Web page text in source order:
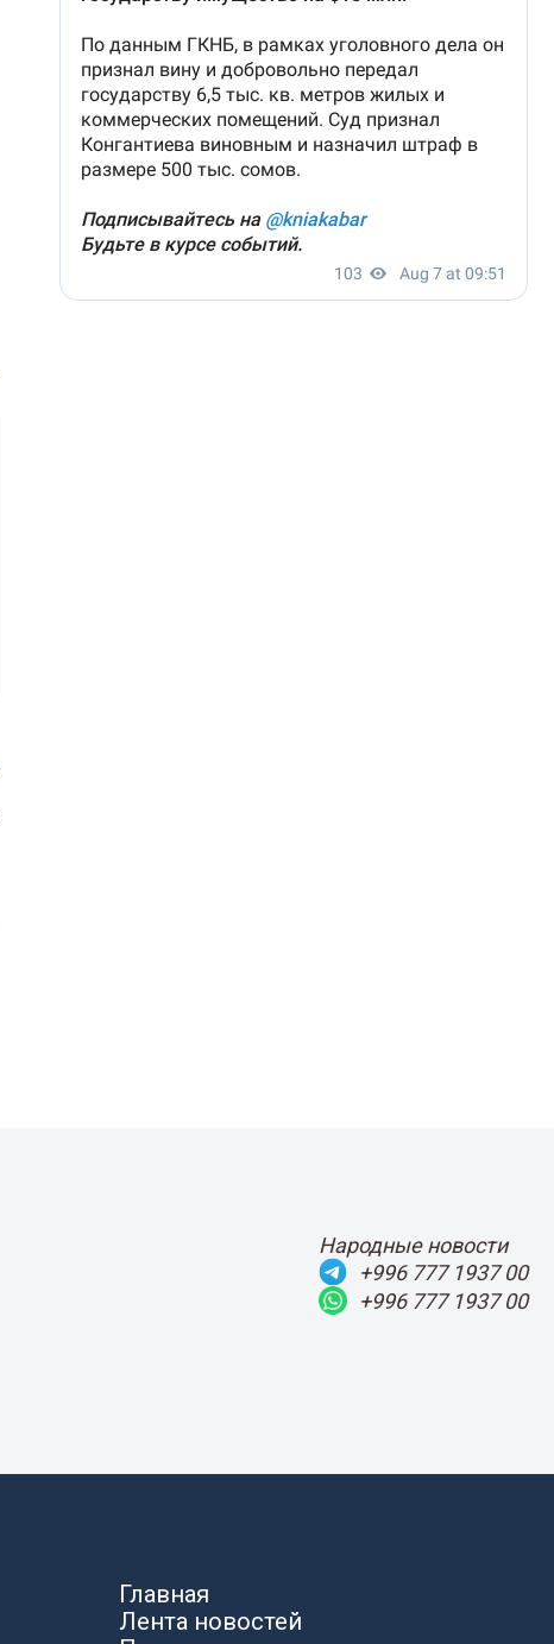
Народные новости
+996 777 1937 00
+996 777 1937 00
Главная
Лента новостей